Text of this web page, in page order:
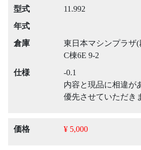
型式
11.992
年式
倉庫
東日本マシンプラザ
C棟6E 9-2
仕様
-0.1
内容と現品に相違が
優先させていただき
価格 ¥ 5,000